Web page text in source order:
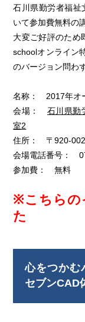
石川県勤労者福祉
いて参加費無料の
大変ご好評のため
schoolオンライン
のバージョン問わ
名称： 2017年オ
会場：石川県勤
室2
住所： 〒920-
会場電話番号：
参加費： 無料
※こちらの
た
心をつかむ
セブンCAD